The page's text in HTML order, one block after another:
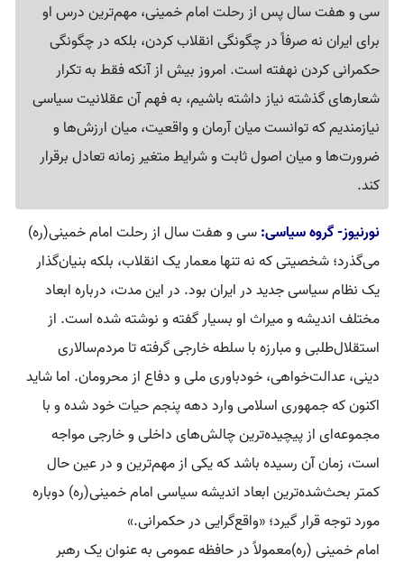
سی و هفت سال پس از رحلت امام خمینی، مهم‌ترین درس او
برای ایران نه صرفاً در چگونگی انقلاب کردن، بلکه در چگونگی
حکمرانی کردن نهفته است. امروز بیش از آنکه فقط به تکرار
شعارهای گذشته نیاز داشته باشیم، به فهم آن عقلانیت سیاسی
نیازمندیم که توانست میان آرمان و واقعیت، میان ارزش‌ها و
ضرورت‌ها و میان اصول ثابت و شرایط متغیر زمانه تعادل برقرار
کند.
نورنیوز- گروه سیاسی:سی و هفت سال از رحلت امام خمینی(ره)
می‌گذرد؛ شخصیتی که نه تنها معمار یک انقلاب، بلکه بنیان‌گذار
یک نظام سیاسی جدید در ایران بود. در این مدت، درباره ابعاد
مختلف اندیشه و میراث او بسیار گفته و نوشته شده است. از
استقلال‌طلبی و مبارزه با سلطه خارجی گرفته تا مردم‌سالاری
دینی، عدالت‌خواهی، خودباوری ملی و دفاع از محرومان. اما شاید
اکنون که جمهوری اسلامی وارد دهه پنجم حیات خود شده و با
مجموعه‌ای از پیچیده‌ترین چالش‌های داخلی و خارجی مواجه
است، زمان آن رسیده باشد که یکی از مهم‌ترین و در عین حال
کمتر بحث‌شده‌ترین ابعاد اندیشه سیاسی امام خمینی(ره) دوباره
مورد توجه قرار گیرد؛ «واقع‌گرایی در حکمرانی.»
امام خمینی (ره)معمولاً در حافظه عمومی به عنوان یک رهبر